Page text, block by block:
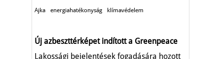
Ajka energiahatékonyság klímavédelem
Új azbeszttérképet indított a Greenpeace
Lakossági bejelentések fogadására hozott